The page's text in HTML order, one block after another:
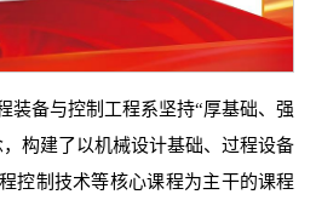
装备与控制工程系坚持“厚基础、强
构建了以机械设计基础、过程设备
控制技术等核心课程为主干的课程